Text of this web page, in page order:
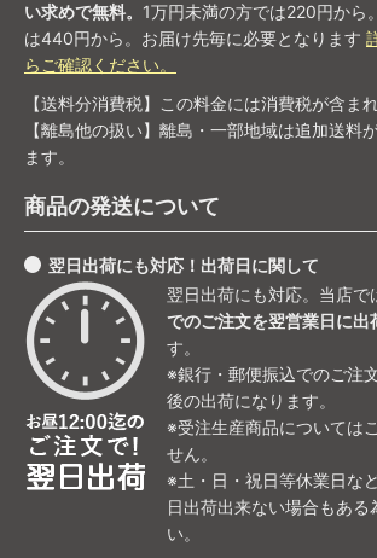
い求めで無料。 1万円未満の方では220円か
は440円から。お届け先毎に必要となります
らご確認ください。
【送料分消費税】この料金には消費税が含ま
【離島他の扱い】離島・一部地域は追加送料
ます。
商品の発送について
翌日出荷にも対応！出荷日に関して
翌日出荷にも対応。当店で
でのご注文を翌営業日に出
す。
※銀行・郵便振込でのご注
後の出荷になります。
※受注生産商品については
せん。
※土・日・祝日等休業日な
日出荷出来ない場合もある
い。